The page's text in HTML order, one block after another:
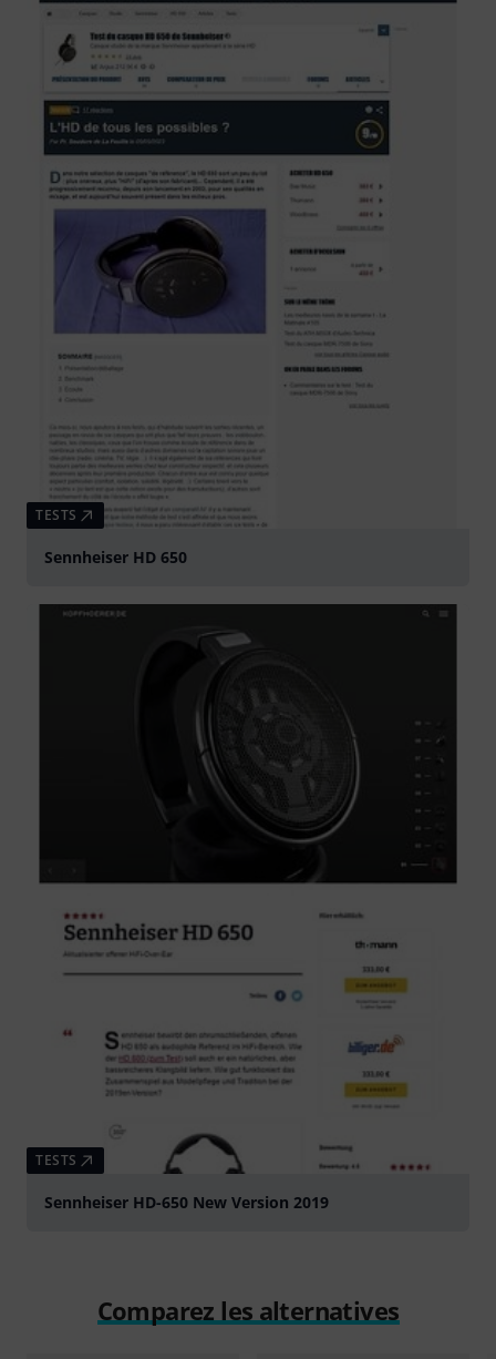
TESTS
Sennheiser HD 650
TESTS
Sennheiser HD-650 New Version 2019
Comparez les alternatives